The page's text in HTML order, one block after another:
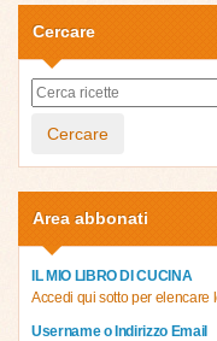
Cercare
Cercare
Area abbonati
IL MIO LIBRO DI CUCINA
Accedi qui sotto per elencare
Username o Indirizzo Email